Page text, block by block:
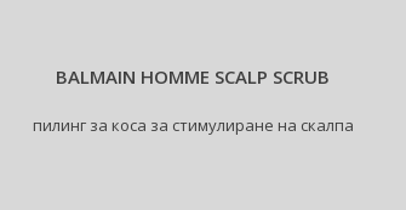
BALMAIN HOMME SCALP SCRUB
пилинг за коса за стимулиране на скалпа